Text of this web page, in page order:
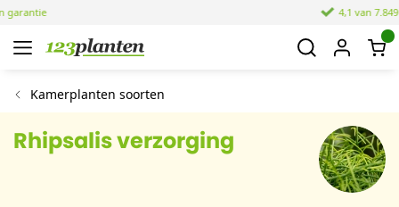
Kamerplanten soorten
Rhipsalis verzorging